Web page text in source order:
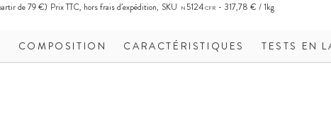
de 79 €) Prix TTC, horsfrais d’expédition, SKU N 5124CFR 317,78 € / 1kg
COMPOSITION CARACTÉRISTIQUES TESTS EN